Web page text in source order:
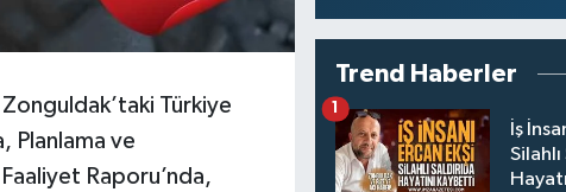
Türkiye
Planlama ve
Raporu’nda,
Trend Haberler
İş
Silahlı
1